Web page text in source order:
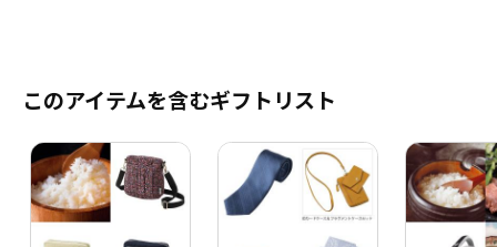
このアイテムを含むギフトリスト